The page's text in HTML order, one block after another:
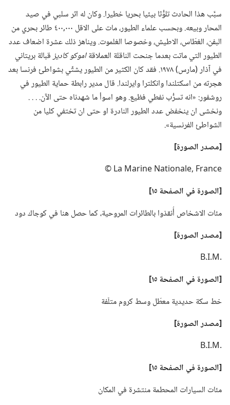
سبَّب هذا الحادث تلوُّثا بيئيا بحريا خطيرا.‏ وكان له اثر سلبي في صيد
المحار وبيعه.‏ وبحسب علماء الطيور،‏ مات على الاقل ٠٠٠‏,٤٠٠ طائر بحري من
البفن،‏ الغطّاس،‏ الاطيش،‏ وخصوصا الغلموت.‏ ويناهز ذلك عشرة اضعاف عدد
الطيور التي ماتت بعدما جنحت الناقلة العملاقةاموكو كاديزقبالة بريتاني
في آذار (‏مارس)‏ ١٩٧٨.‏ فقد كان الكثير من الطيور يشتِّي بشواطئ فرنسا بعد
هجرته من اسكتلندا وانكلترا وايرلندا.‏ قال مدير رابطة حماية الطيور في
روشفور:‏ «انه تسرُّب نفطي فظيع.‏ وهو اسوأ ما شهدناه حتى الآن.‏ .‏ .‏ .‏
ونخشى ان ينخفض عدد الطيور النادرة او حتى ان تختفي كليا من
الشواطئ الفرنسية».‏
‏[مصدر الصورة]‏
La Marine Nationale,‎ France ©
‏[الصورة في الصفحة ١٥]‏
مئات الاشخاص أُنقذوا بالطائرات المروحية،‏ كما حصل هنا في كوجاك دود
‏[مصدر الصورة]‏
B.‎I.‎M.‎
‏[الصورة في الصفحة ١٥]‏
خط سكة حديدية معطّل وسط كروم متلَفة
‏[مصدر الصورة]‏
B.‎I.‎M.‎
‏[الصورة في الصفحة ١٥]‏
مئات السيارات المحطمة منتشرة في المكان